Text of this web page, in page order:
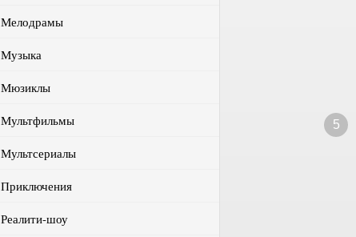
Мелодрамы
Музыка
Мюзиклы
Мультфильмы
Мультсериалы
Приключения
Реалити-шоу
5